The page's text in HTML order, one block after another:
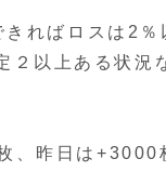
ればロスは2％
以上ある状況
、昨日は+3000